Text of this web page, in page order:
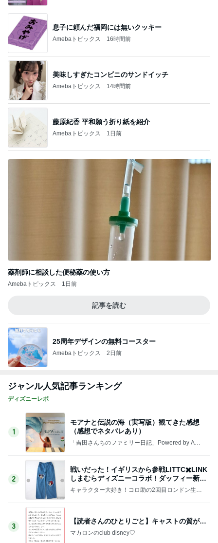
息子に頼んだ福岡には無いクッキー
Amebaトピックス 16時間前
美味しすぎたコンビニのサンドイッチ
Amebaトピックス 14時間前
藤原紀香 平和願う折り紙を紹介
Amebaトピックス 1日前
薬剤師に相談した便秘薬の使い方
Amebaトピックス 1日前
記事を読む
25周年デザインの無料コースター
Amebaトピックス 2日前
ジャンル人気記事ランキング
ディズニーレポ
1
モアナと伝説の海（実写版）観てきた感想
（感想でネタバレあり）
「吉田さんちのファミリー日記」Powered by Ame
2
戦いだった！イギリスから参戦LITTC✖️LINK
しまむらディズニーコラボ！ダッフィー新商
品の話
キャラクター大好き！コロ助の2回目ロンドン生活
3
【読者さんのひとりごと】キャストの質が…
マカロンのclub disney♡